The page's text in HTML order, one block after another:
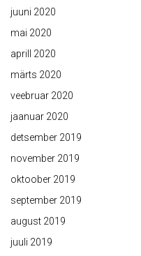
juuni 2020
mai 2020
aprill 2020
märts 2020
veebruar 2020
jaanuar 2020
detsember 2019
november 2019
oktoober 2019
september 2019
august 2019
juuli 2019